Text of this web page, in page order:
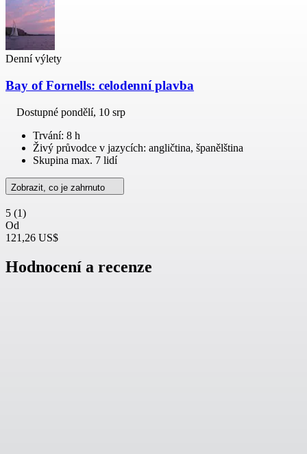
Denní výlety
Bay of Fornells: celodenní plavba
Dostupné pondělí, 10 srp
Trvání: 8 h
Živý průvodce v jazycích: angličtina, španělština
Skupina max. 7 lidí
Zobrazit, co je zahrnuto
5 (1)
Od
121,26 US$
Hodnocení a recenze